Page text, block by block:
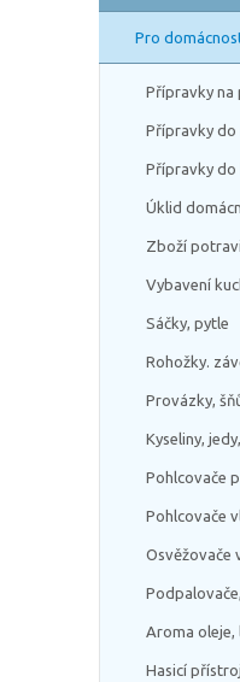
Pro
Přípravky na
Přípravky do
Přípravky do
Úklid
Zboží
Vybavení
Sáčky, pytle
Rohožky.
Provázky,
Kyseliny,
Pohlcovače
Pohlcovače
Osvěžovače
Aroma oleje,
Hasicí